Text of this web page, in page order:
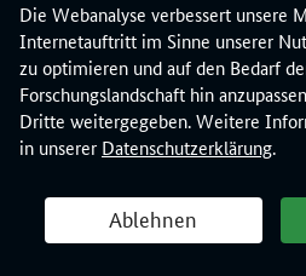
Die Webanalyse verbessert unsere
Internetauftritt im Sinne unserer
zu optimieren und auf den Bedarf
Forschungslandschaft hin
Dritte weitergegeben. Weitere
in unserer Datenschutzerklärung.
Ablehnen
.
M
a
i
2
0